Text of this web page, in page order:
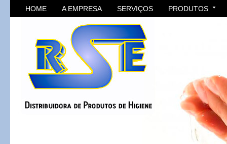
HOME A EMPRESA SERVIÇOS PRODUTOS